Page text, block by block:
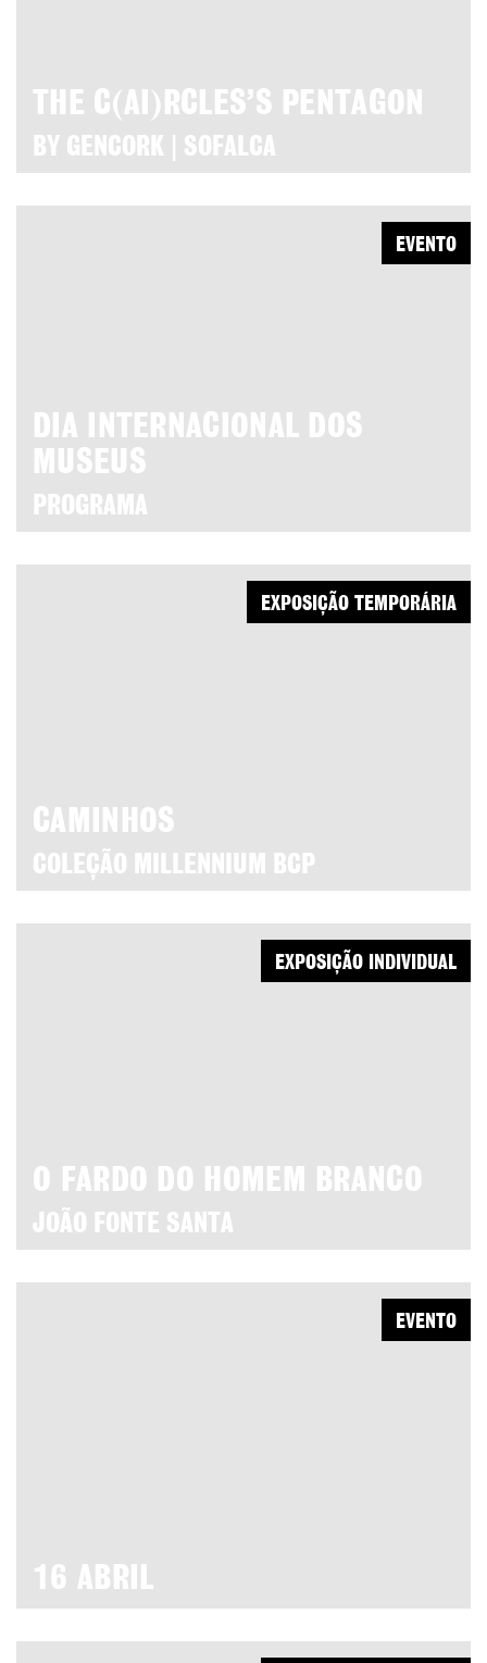
THE C(AI)RCLES’S PENTAGON
BY GENCORK | SOFALCA
DIA INTERNACIONAL DOS
MUSEUS
PROGRAMA
EVENTO
CAMINHOS
COLEÇÃO MILLENNIUM BCP
EXPOSIÇÃO TEMPORÁRIA
O FARDO DO HOMEM BRANCO
JOÃO FONTE SANTA
EXPOSIÇÃO INDIVIDUAL
16 ABRIL
EVENTO